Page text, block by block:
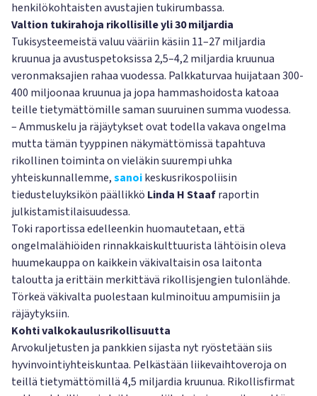
henkilökohtaisten avustajien tukirumbassa.
Valtion tukirahoja rikollisille yli 30 miljardia
Tukisysteemeistä valuu vääriin käsiin 11–27 miljardia
kruunua ja avustuspetoksissa 2,5–4,2 miljardia kruunua
veronmaksajien rahaa vuodessa. Palkkaturvaa huijataan 300-
400 miljoonaa kruunua ja jopa hammashoidosta katoaa
teille tietymättömille saman suuruinen summa vuodessa.
– Ammuskelu ja räjäytykset ovat todella vakava ongelma
mutta tämän tyyppinen näkymättömissä tapahtuva
rikollinen toiminta on vieläkin suurempi uhka
yhteiskunnallemme,sanoikeskusrikospoliisin
tiedusteluyksikön päällikkö Linda H Staafraportin
julkistamistilaisuudessa.
Toki raportissa edelleenkin huomautetaan, että
ongelmalähiöiden rinnakkaiskulttuurista lähtöisin oleva
huumekauppa on kaikkein väkivaltaisin osa laitonta
taloutta ja erittäin merkittävä rikollisjengien tulonlähde.
Törkeä väkivalta puolestaan kulminoituu ampumisiin ja
räjäytyksiin.
Kohti valkokaulusrikollisuutta
Arvokuljetusten ja pankkien sijasta nyt ryöstetään siis
hyvinvointiyhteiskuntaa. Pelkästään liikevaihtoveroja on
teillä tietymättömillä 4,5 miljardia kruunua. Rikollisfirmat